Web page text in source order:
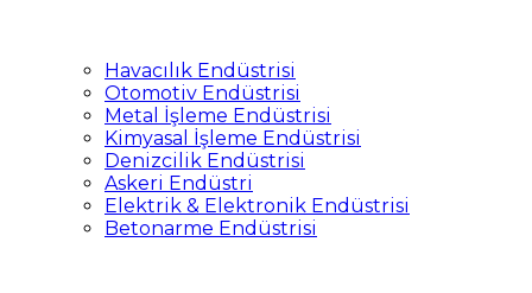
Havacılık Endüstrisi
Otomotiv Endüstrisi
Metal İşleme Endüstrisi
Kimyasal İşleme Endüstrisi
Denizcilik Endüstrisi
Askeri Endüstri
Elektrik & Elektronik Endüstrisi
Betonarme Endüstrisi